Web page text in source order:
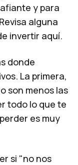
y para
alguna
invertir aquí.
donde
La primera,
son menos las
todo lo que te
es muy
si "no nos